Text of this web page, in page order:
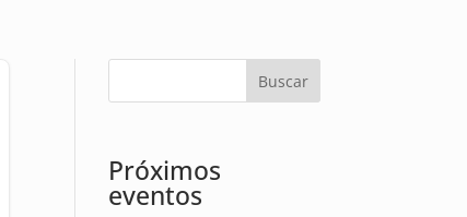
Próximos
eventos